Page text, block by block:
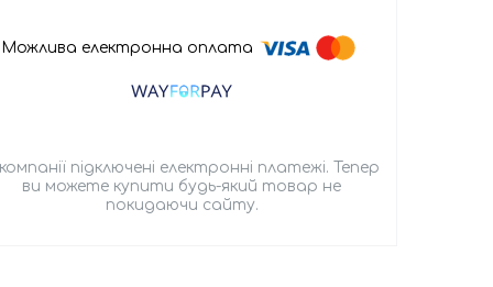
підключені електронні платежі. Тепер
ви можете купити будь-який товар не
покидаючи сайту.